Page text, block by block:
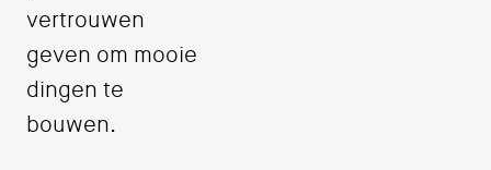
vertrouwen
geven om mooie
dingen te
bouwen.